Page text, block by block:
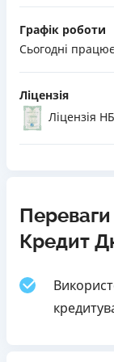
Графік роботи
Сьогодні
Ліцензія
Ліцензія
Переваги
Кредит